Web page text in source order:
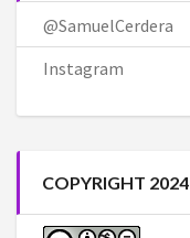
@SamuelCerdera
Instagram
COPYRIGHT 2024